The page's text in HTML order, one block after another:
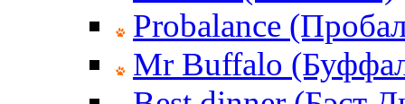
Probalance
Mr Buffalo